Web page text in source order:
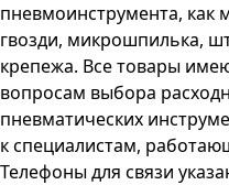
пневмоинструмента,
гвозди, микрошпилька,
крепежа. Все товары
вопросам выбора
пневматических
к специалистам,
Телефоны для связи